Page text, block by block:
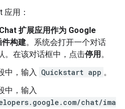
应用：
扩展应用作为 Google
构建。系统会打开一个对话
。在该对话框中，点击停用 。
中，输入 Quickstart app 。
中，输入
chat/ima